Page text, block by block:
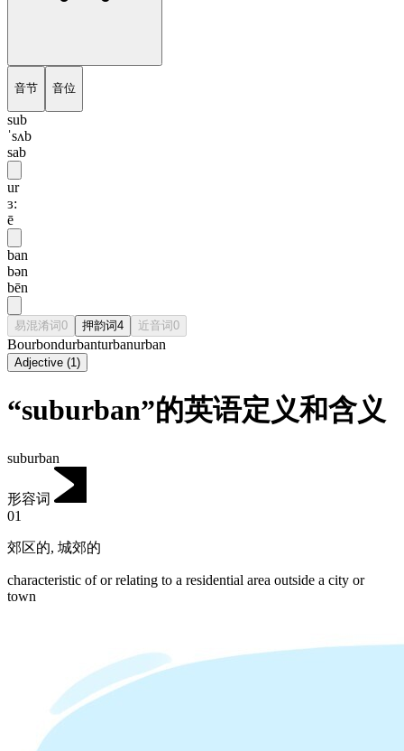
音节 音位
sub
ˈsʌb
sab
ur
ɜ:
ē
ban
bən
bēn
易混淆词0 押韵词4 近音词0
Bourbondurbanturbanurban
Adjective (1)
“suburban”的英语定义和含义
suburban
形容词
01
郊区的, 城郊的
characteristic of or relating to a residential area outside a city or
town